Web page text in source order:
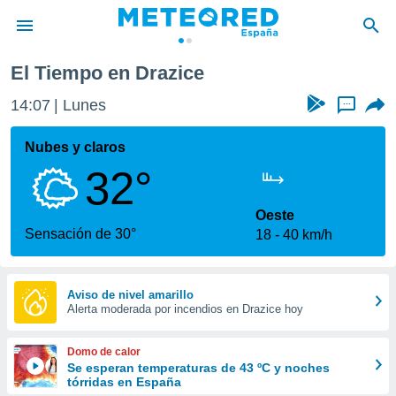
de
por
que se
calidad.
a este
las
y
forma
digital
basada
El Tiempo en Drazice
14:07 Lunes ...
Nubes y claros
32°
Sensación de 30°
Oeste
18
40 km/h
Aviso de nivel amarillo
Alerta moderada por incendios en Drazice hoy
Domo de calor
Se esperan temperaturas de 43 ºC y noches
tórridas en España